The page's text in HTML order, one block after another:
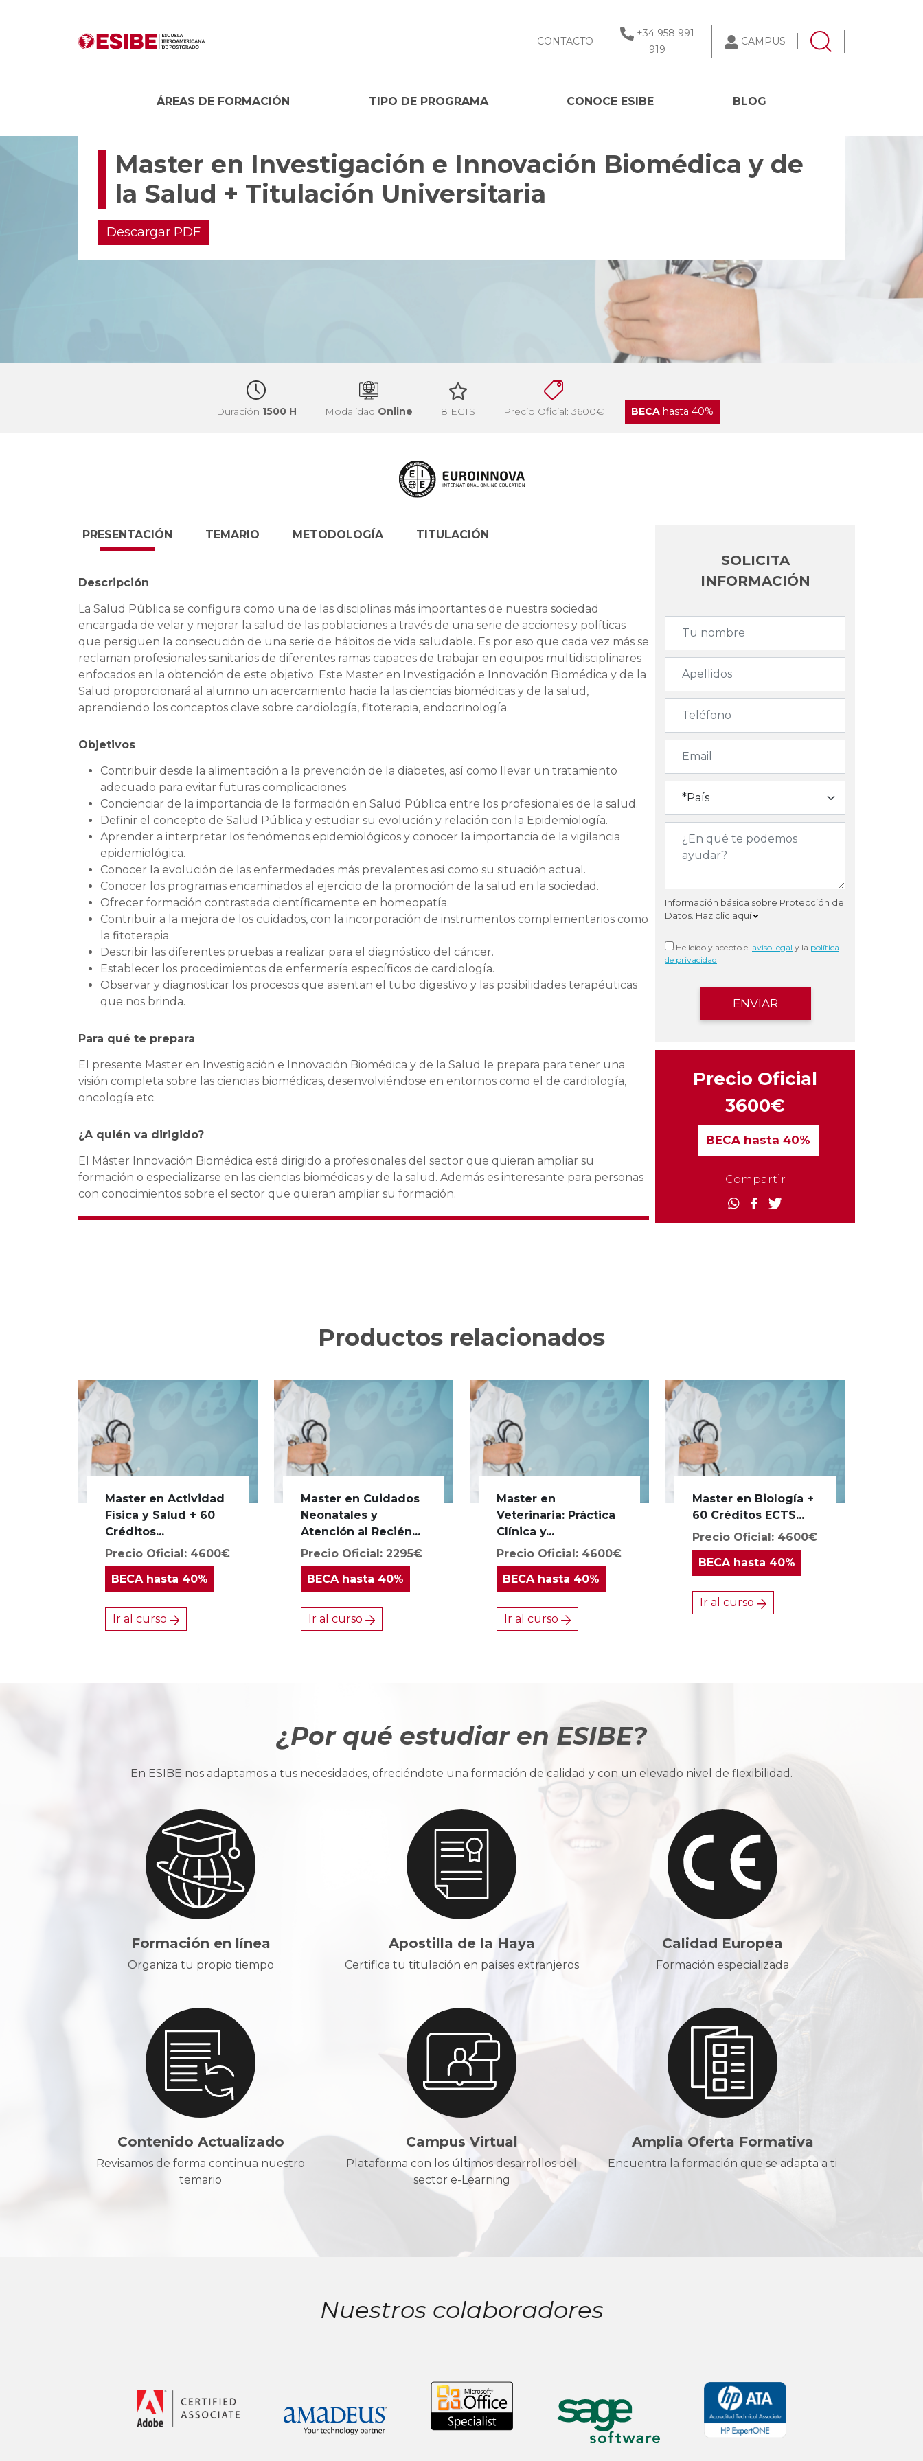
CONTACTO
+34 958 991
919
CAMPUS
ÁREAS DE FORMACIÓN TIPO DE PROGRAMA CONOCE ESIBE BLOG
Master en Investigación e Innovación Biomédica y de
la Salud + Titulación Universitaria
Descargar PDF
Duración 1500 H Modalidad Online 8 ECTS Precio Oficial: 3600€ BECAhasta 40%
PRESENTACIÓN
Descripción
La Salud Pública se configura como una de las disciplinas más importantes de nuestra sociedad
encargada de velar y mejorar la salud de las poblaciones a través de una serie de acciones y políticas
que persiguen la consecución de una serie de hábitos de vida saludable. Es por eso que cada vez más se
reclaman profesionales sanitarios de diferentes ramas capaces de trabajar en equipos multidisciplinares
enfocados en la obtención de este objetivo. Este Master en Investigación e Innovación Biomédica y de la
Salud proporcionará al alumno un acercamiento hacia la las ciencias biomédicas y de la salud,
aprendiendo los conceptos clave sobre cardiología, fitoterapia, endocrinología.
Objetivos
Contribuir desde la alimentación a la prevención de la diabetes, así como llevar un tratamiento
adecuado para evitar futuras complicaciones.
Concienciar de la importancia de la formación en Salud Pública entre los profesionales de la salud.
Definir el concepto de Salud Pública y estudiar su evolución y relación con la Epidemiología.
Aprender a interpretar los fenómenos epidemiológicos y conocer la importancia de la vigilancia
epidemiológica.
Conocer la evolución de las enfermedades más prevalentes así como su situación actual.
Conocer los programas encaminados al ejercicio de la promoción de la salud en la sociedad.
Ofrecer formación contrastada científicamente en homeopatía.
Contribuir a la mejora de los cuidados, con la incorporación de instrumentos complementarios como
la fitoterapia.
Describir las diferentes pruebas a realizar para el diagnóstico del cáncer.
Establecer los procedimientos de enfermería específicos de cardiología.
Observar y diagnosticar los procesos que asientan el tubo digestivo y las posibilidades terapéuticas
que nos brinda.
Para qué te prepara
El presente Master en Investigación e Innovación Biomédica y de la Salud le prepara para tener una
visión completa sobre las ciencias biomédicas, desenvolviéndose en entornos como el de cardiología,
oncología etc.
¿A quién va dirigido?
El Máster Innovación Biomédica está dirigido a profesionales del sector que quieran ampliar su
formación o especializarse en las ciencias biomédicas y de la salud. Además es interesante para personas
con conocimientos sobre el sector que quieran ampliar su formación.
TEMARIO METODOLOGÍA TITULACIÓN
SOLICITA
INFORMACIÓN
Información básica sobre Protección de
Datos. Haz clic aquí
He leído y acepto el aviso legal y la política
de privacidad
Precio Oficial
3600€
BECAhasta 40%
Compartir
Productos relacionados
Master en Actividad
Física y Salud + 60
Créditos...
Precio Oficial: 4600€
BECAhasta 40%
Ir al curso
Master en Cuidados
Neonatales y
Atención al Recién...
Precio Oficial: 2295€
BECAhasta 40%
Ir al curso
Master en
Veterinaria: Práctica
Clínica y...
Precio Oficial: 4600€
BECAhasta 40%
Ir al curso
Master en Biología +
60 Créditos ECTS...
Precio Oficial: 4600€
BECAhasta 40%
Ir al curso
¿Por qué estudiar en ESIBE?
En ESIBE nos adaptamos a tus necesidades, ofreciéndote una formación de calidad y con un elevado nivel de flexibilidad.
Formación en línea
Organiza tu propio tiempo
Apostilla de la Haya
Certifica tu titulación en países extranjeros
Calidad Europea
Formación especializada
Contenido Actualizado
Revisamos de forma continua nuestro
temario
Campus Virtual
Plataforma con los últimos desarrollos del
sector e-Learning
Amplia Oferta Formativa
Encuentra la formación que se adapta a ti
Nuestros colaboradores